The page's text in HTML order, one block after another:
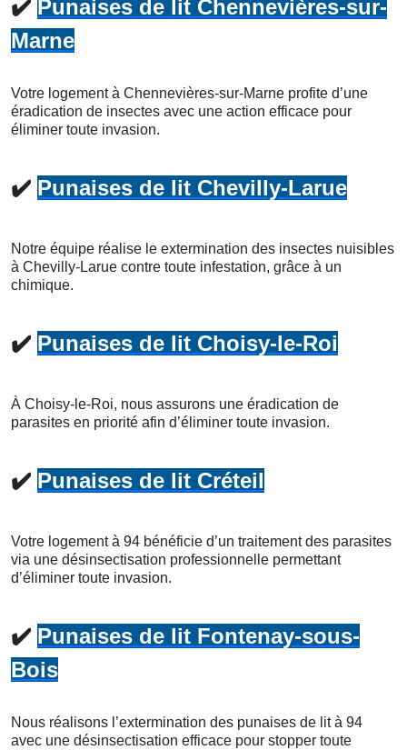
✔️ Punaises de lit Chennevières-sur-
Marne
Votre logement à Chennevières-sur-Marne profite d’une
éradication de insectes avec une action efficace pour
éliminer toute invasion.
✔️ Punaises de lit Chevilly-Larue
Notre équipe réalise le extermination des insectes nuisibles
à Chevilly-Larue contre toute infestation, grâce à un
chimique.
✔️ Punaises de lit Choisy-le-Roi
À Choisy-le-Roi, nous assurons une éradication de
parasites en priorité afin d’éliminer toute invasion.
✔️ Punaises de lit Créteil
Votre logement à 94 bénéficie d’un traitement des parasites
via une désinsectisation professionnelle permettant
d’éliminer toute invasion.
✔️ Punaises de lit Fontenay-sous-
Bois
Nous réalisons l’extermination des punaises de lit à 94
avec une désinsectisation efficace pour stopper toute